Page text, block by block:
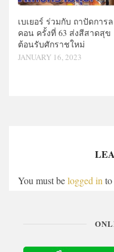
เบเยอร์ ร่วมกับ ถาปัดการ
คอน ครั้งที่ 63 ส่งสีสาดสุข
ต้อนรับศักราชใหม่
JANUARY 16, 2023
You must belogged in